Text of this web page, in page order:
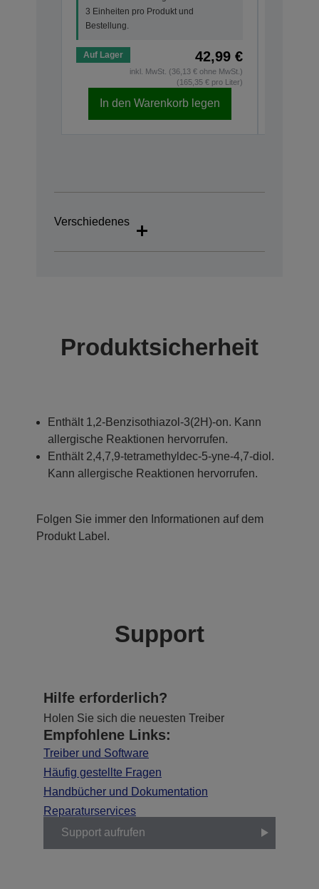
3 Einheiten pro Produkt und
Bestellung.
Auf Lager 42,99 €
inkl. MwSt. (36,13 € ohne MwSt.)
(165,35 € pro Liter)
In den Warenkorb legen
Verschiedenes
Produktsicherheit
Enthält 1,2-Benzisothiazol-3(2H)-on. Kann
allergische Reaktionen hervorrufen.
Enthält 2,4,7,9-tetramethyldec-5-yne-4,7-diol.
Kann allergische Reaktionen hervorrufen.
Folgen Sie immer den Informationen auf dem
Produkt Label.
Support
Hilfe erforderlich?
Holen Sie sich die neuesten Treiber
Empfohlene Links:
Treiber und Software
Häufig gestellte Fragen
Handbücher und Dokumentation
Reparaturservices
Support aufrufen